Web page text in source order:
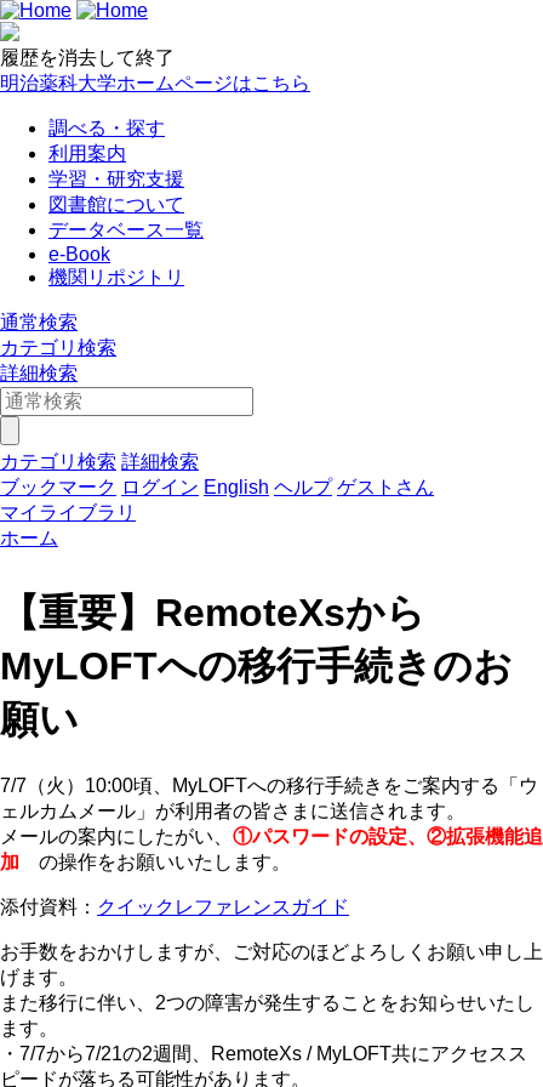
履歴を消去して終了
明治薬科大学ホームページはこちら
調べる・探す
利用案内
学習・研究支援
図書館について
データベース一覧
e-Book
機関リポジトリ
通常検索
カテゴリ検索
詳細検索
カテゴリ検索 詳細検索
ブックマーク ログイン English ヘルプ ゲストさん
マイライブラリ
ホーム
【重要】RemoteXsから
MyLOFTへの移行手続きのお
願い
7/7（火）10:00頃、MyLOFTへの移行手続きをご案内する「ウ
ェルカムメール」が利用者の皆さまに送信されます。
メールの案内にしたがい、 ①パスワードの設定、②拡張機能追
加 の操作をお願いいたします。
添付資料： クイックレファレンスガイド
お手数をおかけしますが、ご対応のほどよろしくお願い申し上
げます。
また移行に伴い、2つの障害が発生することをお知らせいたし
ます。
・7/7から7/21の2週間、RemoteXs / MyLOFT共にアクセスス
ピードが落ちる可能性があります。